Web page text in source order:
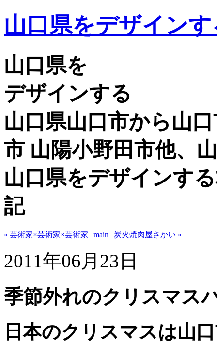
山口県をデザイン
山口県を
デザインする
山口県山口市から山
市 山陽小野田市他、
山口県をデザインす
記
« 芸術家×芸術家×芸術家 | main | 炭火焼肉屋さかい »
2011年06月23日
季節外れのクリスマス
日本のクリスマスは山